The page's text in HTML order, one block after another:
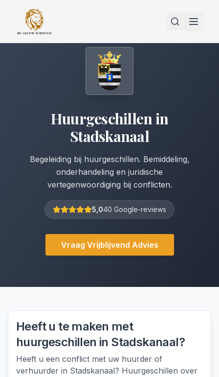
Huurgeschillenin
Stadskanaal
Begeleiding bij huurgeschillen. Bemiddeling,
onderhandeling en juridische
vertegenwoordiging bij conflicten.
5,040 Google-reviews
Vraag Vrijblijvend Advies
Heeft u te maken met
huurgeschillen in Stadskanaal?
Heeft u een conflict met uw huurder of
verhuurder in Stadskanaal? Huurgeschillen over